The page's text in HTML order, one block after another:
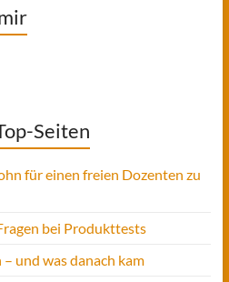
Seiten
für einen freien Dozenten zu
bei Produkttests
und was danach kam